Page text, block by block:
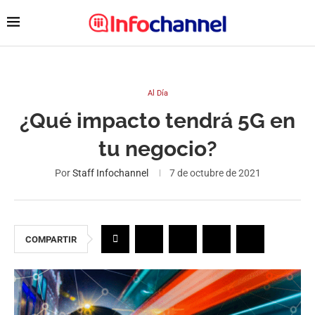
Al Día
¿Qué impacto tendrá 5G en
tu negocio?
PorStaff Infochannel 7 de octubre de 2021
COMPARTIR